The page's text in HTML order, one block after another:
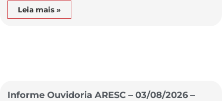
Leia mais »
Informe Ouvidoria ARESC – 03/08/2026 –